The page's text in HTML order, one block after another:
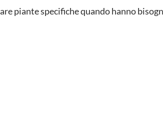
piante specifiche quando hanno